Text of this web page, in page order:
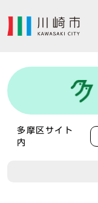
多摩区サイト
内